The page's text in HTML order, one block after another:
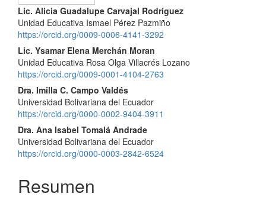
Contenido
principal
del
artículo
Lic. Alicia Guadalupe Carvajal Rodríguez
Unidad Educativa Ismael Pérez Pazmiño
https://orcid.org/0009-0006-4141-3292
Lic. Ysamar Elena Merchán Moran
Unidad Educativa Rosa Olga Villacrés Lozano
https://orcid.org/0009-0001-4104-2763
Dra. Imilla C. Campo Valdés
Universidad Bolivariana del Ecuador
https://orcid.org/0000-0002-9404-3911
Dra. Ana Isabel Tomalá Andrade
Universidad Bolivariana del Ecuador
https://orcid.org/0000-0003-2842-6524
Resumen